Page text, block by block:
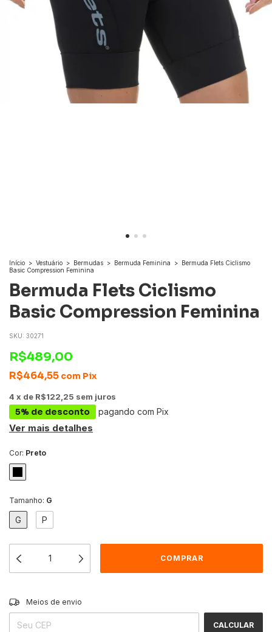
Início > Vestuário > Bermudas > Bermuda Feminina >
Bermuda Flets Ciclismo
Basic Compression Feminina
Bermuda Flets Ciclismo
Basic Compression Feminina
SKU: 30271
R$489,00
R$464,55 com Pix
4 x de R$122,25 sem juros
5% de desconto pagando com Pix
Ver mais detalhes
Cor: Preto
Tamanho: G
G P
Entregas para o CEP:
Meios de envio
CALCULAR